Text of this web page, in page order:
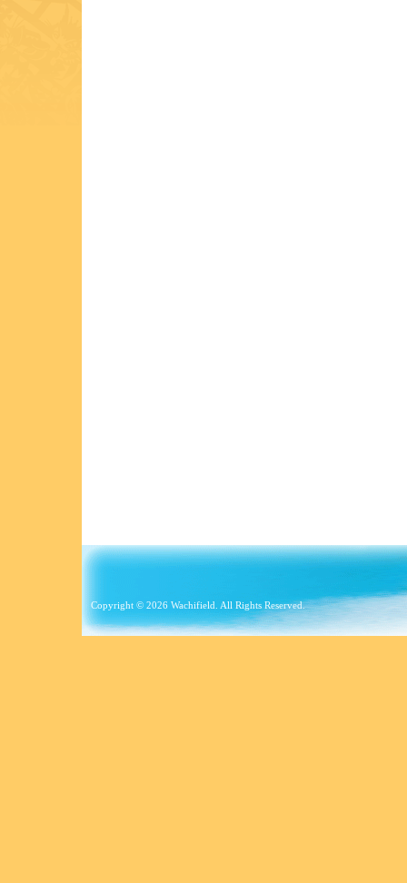
Copyright © 2026 Wachifield. All Rights Reserved.